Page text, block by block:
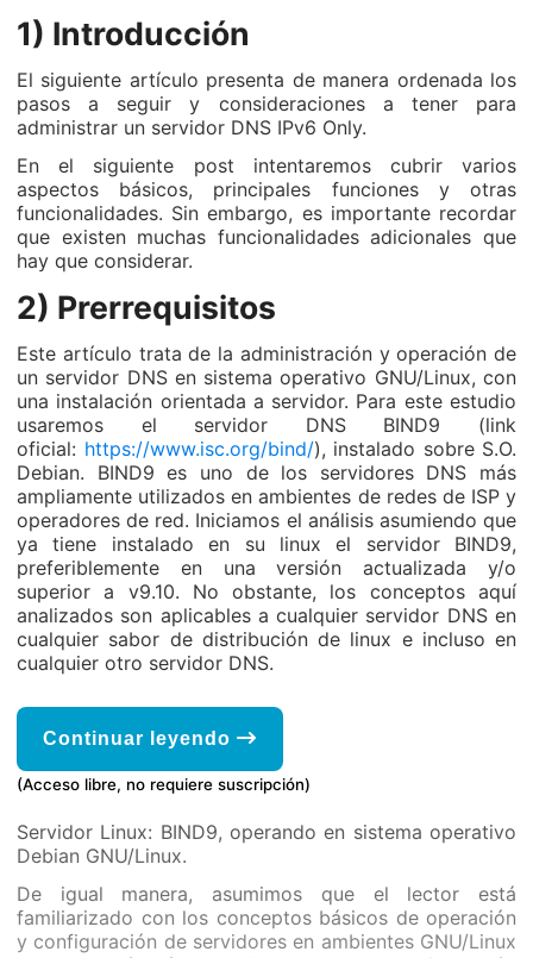
1) Introducción
El siguiente artículo presenta de manera ordenada los
pasos a seguir y consideraciones a tener para
administrar un servidor DNS IPv6 Only.
En el siguiente post intentaremos cubrir varios
aspectos básicos, principales funciones y otras
funcionalidades. Sin embargo, es importante recordar
que existen muchas funcionalidades adicionales que
hay que considerar.
2) Prerrequisitos
Este artículo trata de la administración y operación de
un servidor DNS en sistema operativo GNU/Linux, con
una instalación orientada a servidor. Para este estudio
usaremos el servidor DNS BIND9 (link
oficial: https://www.isc.org/bind/), instalado sobre S.O.
Debian. BIND9 es uno de los servidores DNS más
ampliamente utilizados en ambientes de redes de ISP y
operadores de red. Iniciamos el análisis asumiendo que
ya tiene instalado en su linux el servidor BIND9,
preferiblemente en una versión actualizada y/o
superior a v9.10. No obstante, los conceptos aquí
analizados son aplicables a cualquier servidor DNS en
cualquier sabor de distribución de linux e incluso en
cualquier otro servidor DNS.
Continuar leyendo
(Acceso libre, no requiere suscripción)
Servidor Linux: BIND9, operando en sistema operativo
Debian GNU/Linux.
De igual manera, asumimos que el lector está
familiarizado con los conceptos básicos de operación
y configuración de servidores en ambientes GNU/Linux